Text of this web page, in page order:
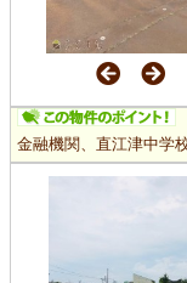
金融機関、直江津中学